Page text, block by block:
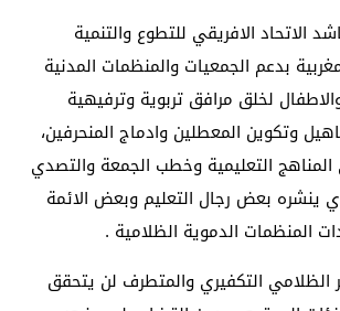
الاتحاد الافريقي للتطوع والتنمية
بدعم الجمعيات والمنظمات المدنية
لخلق مرافق تربوية وترفيهية
وتكوين المعطلين وادماج المنحرفين،
التعليمية وخطب الجمعة والتصدي
ينشره بعض رجال التعليم وبعض الائمة
المنظمات الدموية الظلامية .
الظلامي التكفيري والمتطرف لن يتحقق